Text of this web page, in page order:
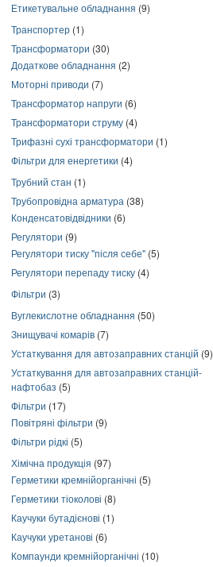
Етикетувальне обладнання (9)
Транспортер (1)
Трансформатори (30)
Додаткове обладнання (2)
Моторні приводи (7)
Трансформатор напруги (6)
Трансформатори струму (4)
Трифазні сухі трансформатори (1)
Фільтри для енергетики (4)
Трубний стан (1)
Трубопровідна арматура (38)
Конденсатовідвідники (6)
Регулятори (9)
Регулятори тиску "після себе" (5)
Регулятори перепаду тиску (4)
Фільтри (3)
Вуглекислотне обладнання (50)
Знищувачі комарів (7)
Устаткування для автозаправних станцій (9)
Устаткування для автозаправних станцій-
нафтобаз (5)
Фільтри (17)
Повітряні фільтри (9)
Фільтри рідкі (5)
Хімічна продукція (97)
Герметики кремнійорганічні (5)
Герметики тіоколові (8)
Каучуки бутадієнові (1)
Каучуки уретанові (6)
Компаунди кремнійорганічні (10)